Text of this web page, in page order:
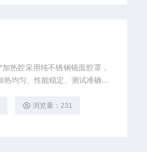
浏览量：231